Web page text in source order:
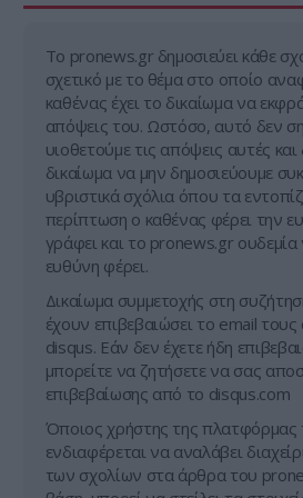
Tο pronews.gr δημοσιεύει κάθε
σχετικό με το θέμα στο οποίο
καθένας έχει το δικαίωμα να
απόψεις του. Ωστόσο, αυτό δεν
υιοθετούμε τις απόψεις αυτές
δικαίωμα να μην δημοσιεύουμε
υβριστικά σχόλια όπου τα
περίπτωση ο καθένας φέρει την
γράφει και το pronews.gr ουδεμία
ευθύνη φέρει.
Δικαίωμα συμμετοχής στη
έχουν επιβεβαιώσει το email
disqus. Εάν δεν έχετε ήδη
μπορείτε να ζητήσετε να σας
επιβεβαίωσης από το disqus.com
Όποιος χρήστης της πλατφόρμας
ενδιαφέρεται να αναλάβει
των σχολίων στα άρθρα του